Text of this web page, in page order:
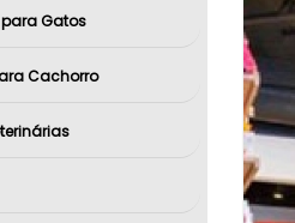
Gatos
Cachorro